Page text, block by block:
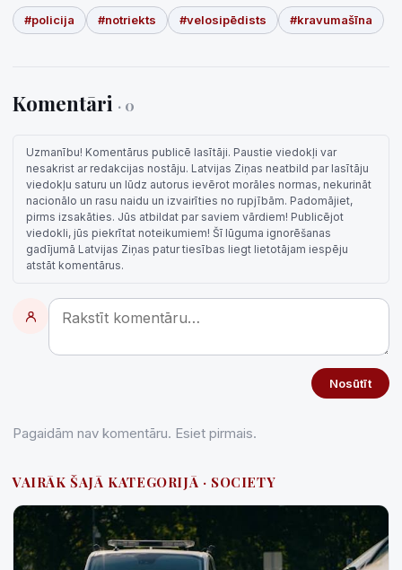
#policija #notriekts #velosipēdists #kravumašīna
Komentāri · 0
Uzmanību! Komentārus publicē lasītāji. Paustie viedokļi var
nesakrist ar redakcijas nostāju. Latvijas Ziņas neatbild par lasītāju
viedokļu saturu un lūdz autorus ievērot morāles normas, nekurināt
nacionālo un rasu naidu un izvairīties no rupjībām. Padomājiet,
pirms izsakāties. Jūs atbildat par saviem vārdiem! Publicējot
viedokli, jūs piekrītat noteikumiem! Šī lūguma ignorēšanas
gadījumā Latvijas Ziņas patur tiesības liegt lietotājam iespēju
atstāt komentārus.
Nosūtīt
Pagaidām nav komentāru. Esiet pirmais.
VAIRĀK ŠAJĀ KATEGORIJĀ · SOCIETY